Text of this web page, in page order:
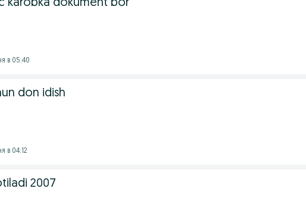
karobka dokument bor
в 05:40
don idish
в 04:12
2007